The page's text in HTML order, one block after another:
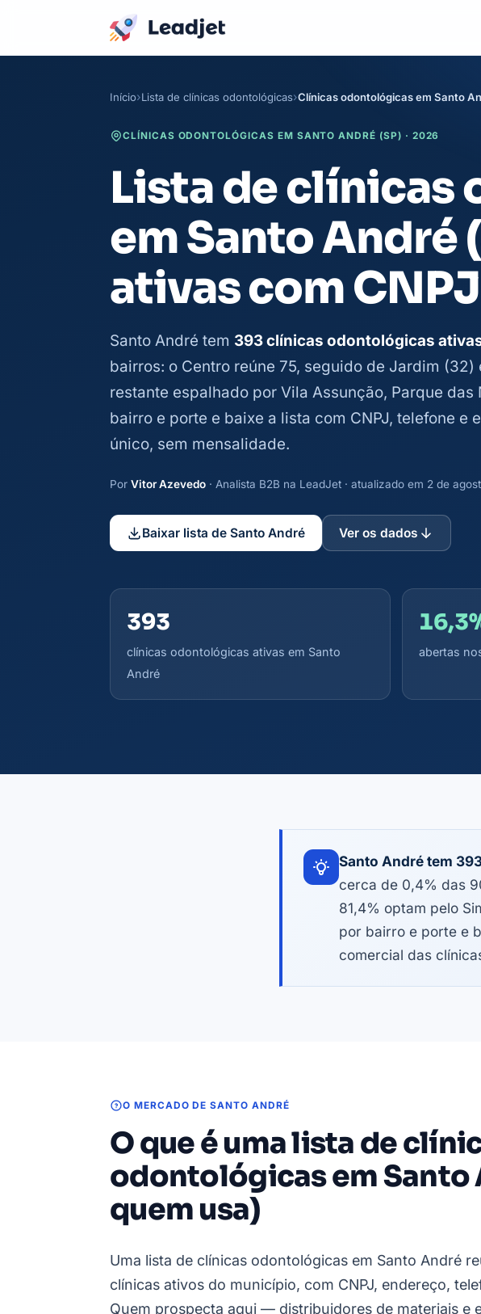
Início Lista de clínicas odontológicas Clínicas odontológicas em Santo
CLÍNICAS ODONTOLÓGICAS EM SANTO ANDRÉ (SP) · 2026
Lista de
em Santo André
ativas com
Santo André tem 393 clínicas odontológicas
bairros: o Centro reúne 75, seguido de Jardim
restante espalhado por Vila Assunção, Parque das
bairro e porte e baixe a lista com CNPJ, telefone e
único, sem mensalidade.
Por Vitor Azevedo · Analista B2B na LeadJet · atualizado em 2 de
Baixar lista de Santo André Ver os dados
393
clínicas odontológicas ativas em Santo
André
abertas
Santo André tem
cerca de 0,4% das
81,4% optam pelo
por bairro e porte e
comercial das
O MERCADO DE SANTO ANDRÉ
O que é uma lista de
odontológicas em Santo
quem usa)
Uma lista de clínicas odontológicas em Santo André
clínicas ativos do município, com CNPJ, endereço,
Quem prospecta aqui — distribuidores de materiais e